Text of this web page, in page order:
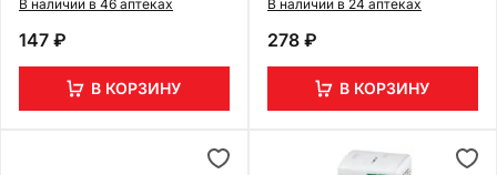
В наличии в 46 аптеках
147 ₽
В КОРЗИНУ
В наличии в 24 аптеках
278 ₽
В КОРЗИНУ